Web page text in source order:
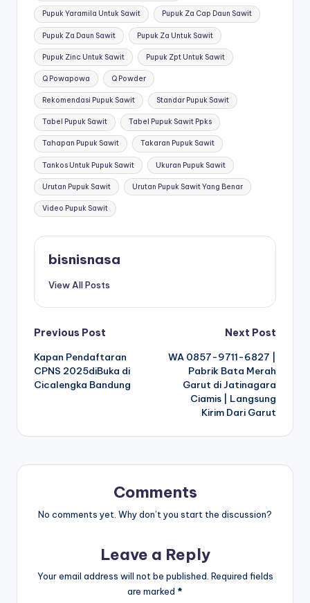
Pupuk Yaramila Untuk Sawit Pupuk Za Cap Daun Sawit
Pupuk Za Daun Sawit Pupuk Za Untuk Sawit
Pupuk Zinc Untuk Sawit Pupuk Zpt Untuk Sawit
Q Powapowa Q Powder
Rekomendasi Pupuk Sawit Standar Pupuk Sawit
Tabel Pupuk Sawit Tabel Pupuk Sawit Ppks
Tahapan Pupuk Sawit Takaran Pupuk Sawit
Tankos Untuk Pupuk Sawit Ukuran Pupuk Sawit
Urutan Pupuk Sawit Urutan Pupuk Sawit Yang Benar
Video Pupuk Sawit
bisnisnasa
View All Posts
Post
navigation
Previous Post
Kapan Pendaftaran
CPNS 2025diBuka di
Cicalengka Bandung
Next Post
WA 0857-9711-6827 |
Pabrik Bata Merah
Garut di Jatinagara
Ciamis | Langsung
Kirim Dari Garut
Comments
No comments yet. Why don’t you start the discussion?
Leave a Reply
Your email address will not be published. Required fields
are marked *